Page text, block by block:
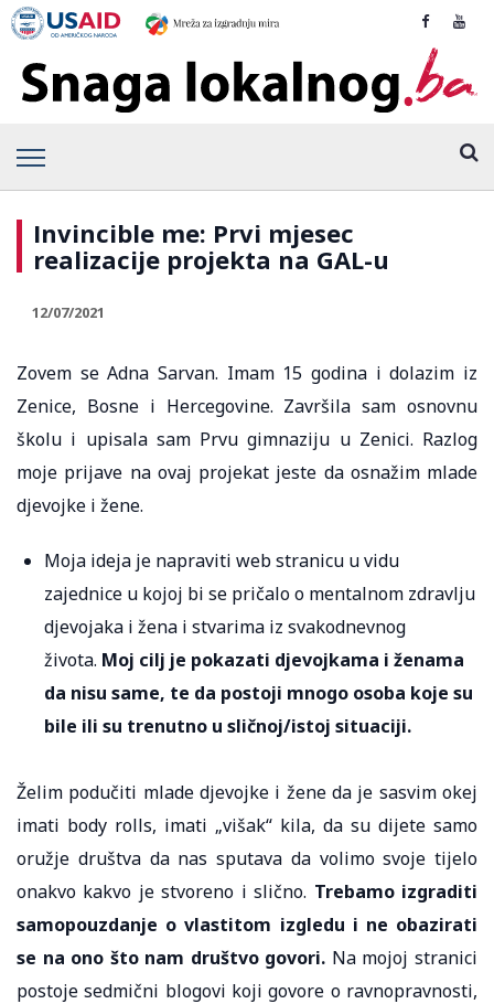
Invincible me: Prvi mjesec
realizacije projekta na GAL-u
12/07/2021
Zovem se Adna Sarvan. Imam 15 godina i dolazim iz
Zenice, Bosne i Hercegovine. Završila sam osnovnu
školu i upisala sam Prvu gimnaziju u Zenici. Razlog
moje prijave na ovaj projekat jeste da osnažim mlade
djevojke i žene.
Moja ideja je napraviti web stranicu u vidu
zajednice u kojoj bi se pričalo o mentalnom zdravlju
djevojaka i žena i stvarima iz svakodnevnog
života. Moj cilj je pokazati djevojkama i ženama
da nisu same, te da postoji mnogo osoba koje su
bile ili su trenutno u sličnoj/istoj situaciji.
Želim podučiti mlade djevojke i žene da je sasvim okej
imati body rolls, imati „višak“ kila, da su dijete samo
oružje društva da nas sputava da volimo svoje tijelo
onakvo kakvo je stvoreno i slično. Trebamo izgraditi
samopouzdanje o vlastitom izgledu i ne obazirati
se na ono što nam društvo govori. Na mojoj stranici
postoje sedmični blogovi koji govore o ravnopravnosti,